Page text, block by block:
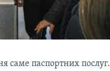
саме паспортних послуг.